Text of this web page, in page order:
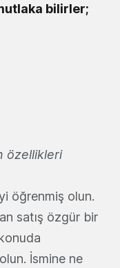
bilirler;
özellikleri
öğrenmiş olun.
satış özgür bir
İsmine ne